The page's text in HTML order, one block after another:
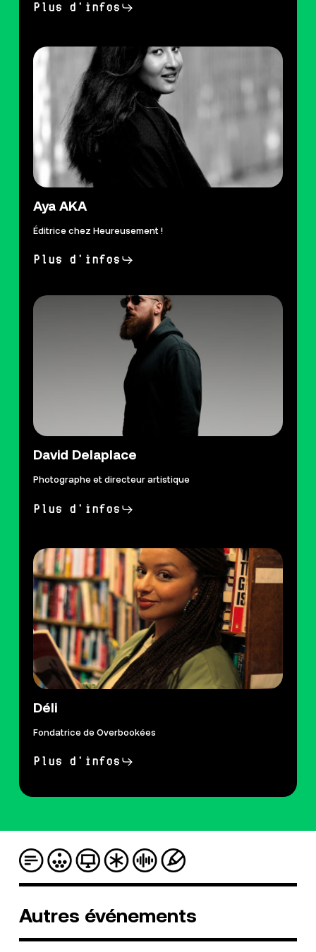
Plus d'infos
Aya AKA
Éditrice chez Heureusement !
Plus d'infos
David Delaplace
Photographe et directeur artistique
Plus d'infos
Déli
Fondatrice de Overbookées
Plus d'infos
Autres événements